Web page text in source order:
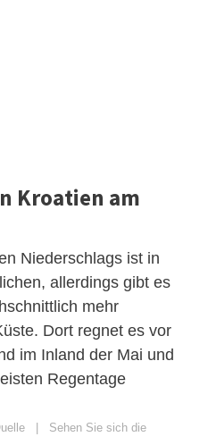
Kroatien am
Niederschlags ist in
allerdings gibt es
mehr
Dort regnet es vor
im Inland der Mai und
Regentage
| Sehen Sie sich die